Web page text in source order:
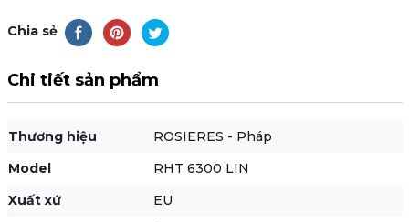
Chia sẻ
Chi tiết sản phẩm
Thương hiệu
ROSIERES - Pháp
Model
RHT 6300 LIN
Xuất xứ
EU